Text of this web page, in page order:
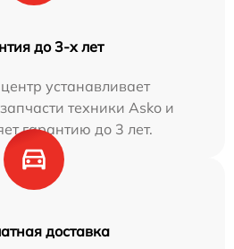
до 3-х лет
устанавливает
техники Asko и
гарантию до 3 лет.
доставка